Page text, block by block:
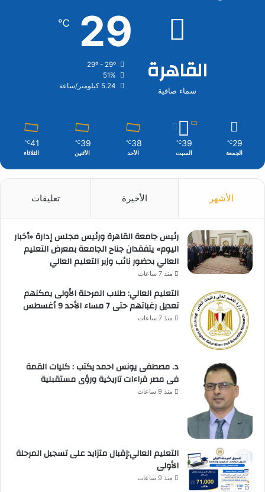
القاهرة
سماء صافية
29
℃
29º - 29º
51%
5.24 كيلومتر/ساعة
29
℃
الجمعة
39
℃
السبت
38
℃
الأحد
39
℃
الأثنين
41
℃
الثلاثاء
الأشهر الأخيرة تعليقات
رئيس جامعة القاهرة ورئيس مجلس إدارة «أخبار
اليوم» يتفقدان جناح الجامعة بمعرض التعليم
العالي بحضور نائب وزير التعليم العالي
منذ 7 ساعات
التعليم العالي: طلاب المرحلة الأولى يمكنهم
تعديل رغباتهم حتى 7 مساء الأحد 9 أغسطس
منذ 7 ساعات
د. مصطفى يونس احمد يكتب : كليات القمة
فى مصر قراءات تاريخية ورؤى مستقبلية
منذ 9 ساعات
التعليم العالي:إقبال متزايد على تسجيل المرحلة
الأولى
منذ 9 ساعات